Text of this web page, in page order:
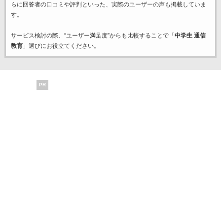
らに回答者の口コミや評判といった、実際のユーザーの声も掲載していま
す。
サービス検討の際、“ユーザー満足度”からも比較することで「 中学生 通信
教育」選びにお役立てください。
PR